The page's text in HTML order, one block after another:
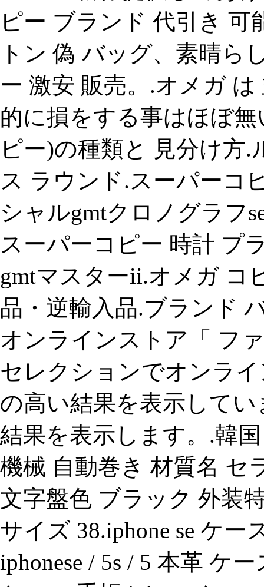
ピー ブランド 代引き
トン 偽 バッグ、素晴ら
ー 激安 販売。.オメガ
的に損をする事はほぼ
ピー)の種類と 見分け方
ス ラウンド.スーパーコ
シャルgmtクロノグラフ
スーパーコピー 時計 プ
gmtマスターii.オメガ コ
品・逆輸入品.ブランド
オンラインストア「 フ
セレクションでオンラ
の高い結果を表示して
結果を表示します。.韓
機械 自動巻き 材質名 セ
文字盤色 ブラック 外装
サイズ 38.iphone se ケー
iphonese / 5s / 5 本革 ケ